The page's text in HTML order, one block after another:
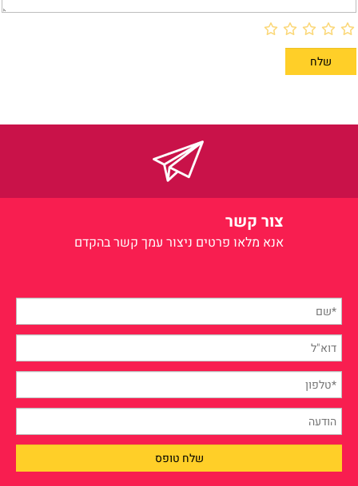
צור קשר
אנא מלאו פרטים ניצור עמך קשר בהקדם